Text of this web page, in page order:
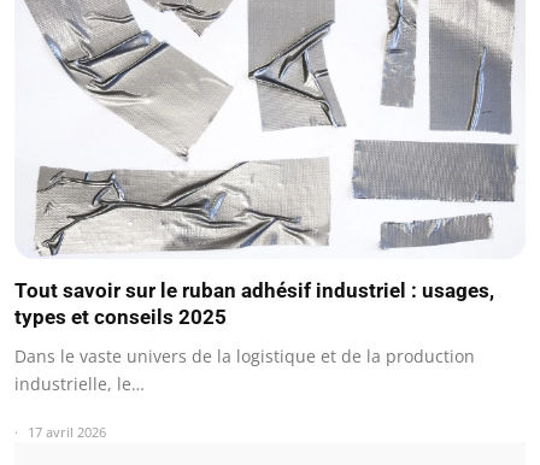
Tout savoir sur le ruban adhésif industriel : usages,
types et conseils 2025
Dans le vaste univers de la logistique et de la production
industrielle, le…
17 avril 2026